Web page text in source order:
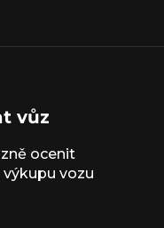
vůz
ocenit
výkupu vozu